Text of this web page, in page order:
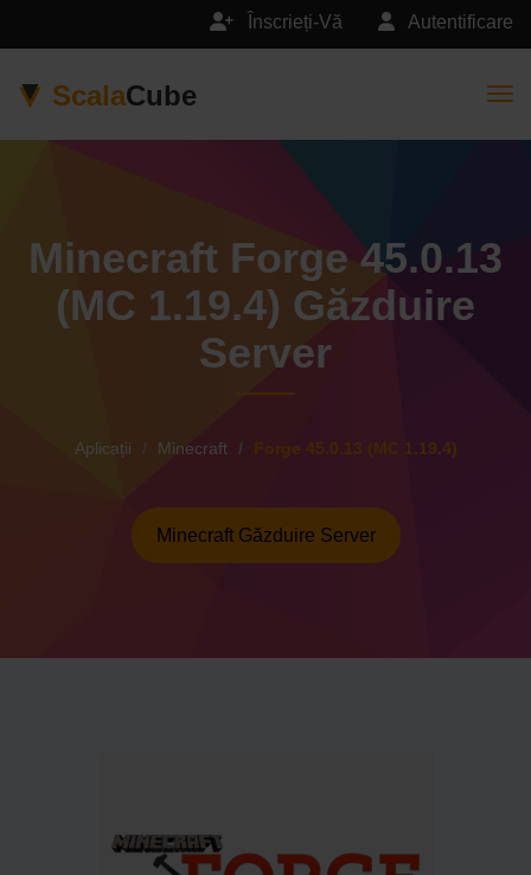
Autentificare
Înscrieți-Vă
ScalaCube
Minecraft Forge 45.0.13
(MC 1.19.4) Găzduire
Server
Aplicații Minecraft Forge 45.0.13 (MC 1.19.4)
Minecraft Găzduire Server